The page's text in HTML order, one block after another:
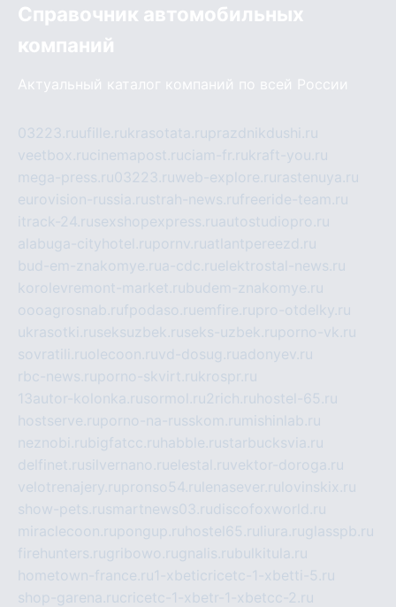
Справочник автомобильных
компаний
Актуальный каталог компаний по всей России
03223.ruufille.rukrasotata.ruprazdnikdushi.ru
veetbox.rucinemapost.ruciam-fr.rukraft-you.ru
mega-press.ru03223.ruweb-explore.ru rastenuya.ru
eurovision-russia.rustrah-news.rufreeride-team.ru
itrack-24.rusexshopexpress.ruautostudiopro.ru
alabuga-cityhotel.rupornv.ruatlantpereezd.ru
bud-em-znakomye.rua-cdc.ruelektrostal-news.ru
korolevremont-market.rubudem-znakomye.ru
oooagrosnab.rufpodaso.ruemfire.rupro-otdelky.ru
ukrasotki.ruseksuzbek.ruseks-uzbek.ruporno-vk.ru
sovratili.ruolecoon.ruvd-dosug.ruadonyev.ru
rbc-news.ruporno-skvirt.rukrospr.ru
13autor-kolonka.rusormol.ru2rich.ru hostel-65.ru
hostserve.ruporno-na-russkom.ru mishinlab.ru
neznobi.rubigfatcc.ru habble.rustarbucksvia.ru
delfinet.rusilvernano.ruelestal.ruvektor-doroga.ru
velotrenajery.rupronso54.ru lenasever.ru lovinskix.ru
show-pets.rusmartnews03.rudiscofoxworld.ru
miraclecoon.rupongup.ru hostel65.ru liura.ruglasspb.ru
firehunters.rugribowo.rugnalis.rubulkitula.ru
hometown-france.ru1-xbeticricetc-1-xbetti-5.ru
shop-garena.rucricetc-1-xbetr-1-xbetcc-2.ru